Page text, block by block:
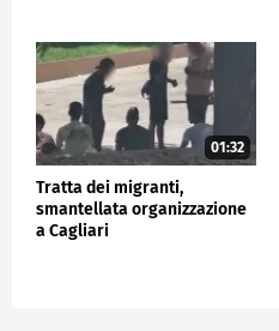
01:32
Tratta dei migranti,
smantellata organizzazione
a Cagliari